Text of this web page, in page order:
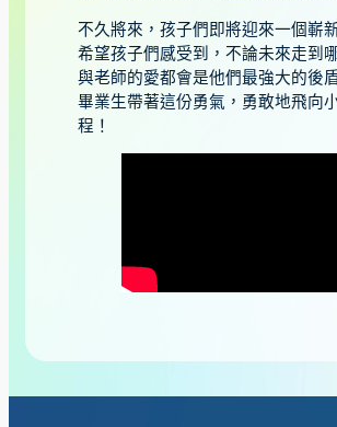
不久將來，孩子們即將迎來一個嶄
希望孩子們感受到，不論未來走到
與老師的愛都會是他們最強大的後
畢業生帶著這份勇氣，勇敢地飛向
程！